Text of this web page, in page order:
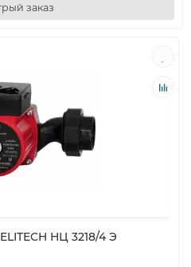
заказ
НЦ 3218/4 Э